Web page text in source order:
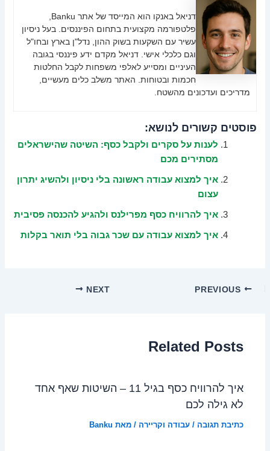
פלטפורמה מקצועית בתחום הפיננסים. בעל ניסיון
עשיר עם השקעות בשוק ההון, נדל"ן בארץ ובחו"ל
וגם כלכלי אישי. דניאל מקדם ידע פיננסי בגובה
העיניים ומסייע לאלפי משפחות לקבל החלטות
חכמות ובטוחות. האתר משלב כלים מעשיים,
מדריכים ועדכונים מהשטח.
פוסטים קשורים לנושא:
לענות על סקרים ולקבל כסף: השיטה שהישראלים
מסתירים מכם
איך למצוא עבודה ראשונה בלי ניסיון ולהשיג יתרון
עצום
איך להרוויח כסף מפרילנס ולהגיע להכנסה פסיבית
איך למצוא עבודה עם שכר גבוה בלי תואר בקלות
NEXT
Related Posts
איך להרוויח כסף בגיל 11 – השיטות שאף אחד
לא גילה לכם
כתיבת תגובה /עבודה וקריירה / מאת Banku